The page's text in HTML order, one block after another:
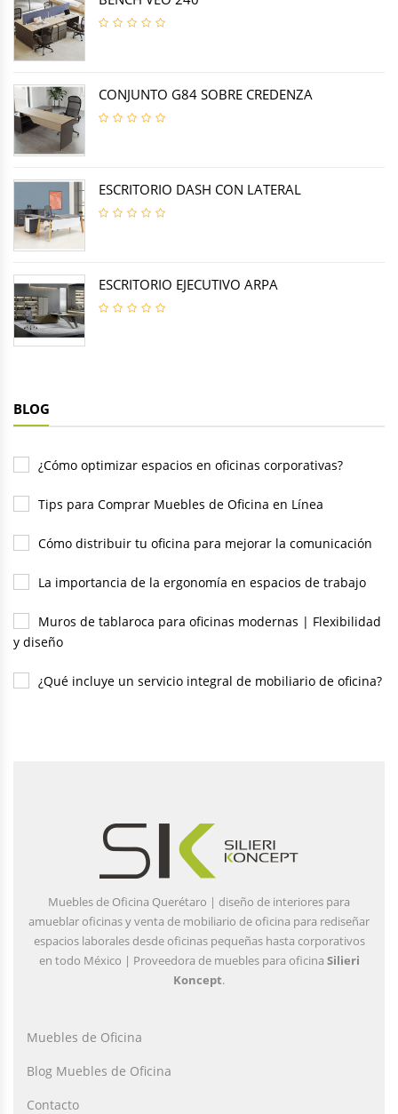
CONJUNTO G84 SOBRE CREDENZA
ESCRITORIO DASH CON LATERAL
ESCRITORIO EJECUTIVO ARPA
BLOG
¿Cómo optimizar espacios en oficinas corporativas?
Tips para Comprar Muebles de Oficina en Línea
Cómo distribuir tu oficina para mejorar la comunicación
La importancia de la ergonomía en espacios de trabajo
Muros de tablaroca para oficinas modernas | Flexibilidad
y diseño
¿Qué incluye un servicio integral de mobiliario de oficina?
Muebles de Oficina Querétaro | diseño de interiores para
amueblar oficinas y venta de mobiliario de oficina para rediseñar
espacios laborales desde oficinas pequeñas hasta corporativos
en todo México | Proveedora de muebles para oficina Silieri
Koncept.
Muebles de Oficina
Blog Muebles de Oficina
Contacto